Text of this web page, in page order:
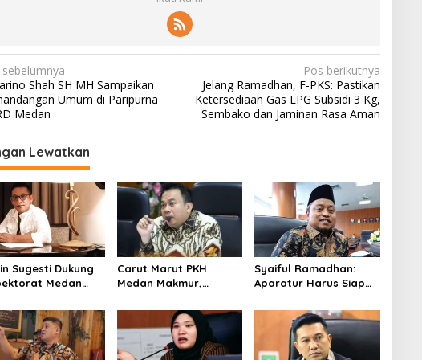
sebelumnya
Shah SH MH Sampaikan
Umum di Paripurna
Medan
Pos berikutnya
Jelang Ramadhan, F-PKS: Pastikan
Ketersediaan Gas LPG Subsidi 3 Kg,
Sembako dan Jaminan Rasa Aman
Lewatkan
Sugesti Dukung
Medan
Terkait
Serapan
Carut Marut PKH
Medan Makmur,
Pertanyakan
Keseriusan Pemko
Salurkan Bansos
Syaiful Ramadhan:
Aparatur Harus Siap
Susah Maupun Senang